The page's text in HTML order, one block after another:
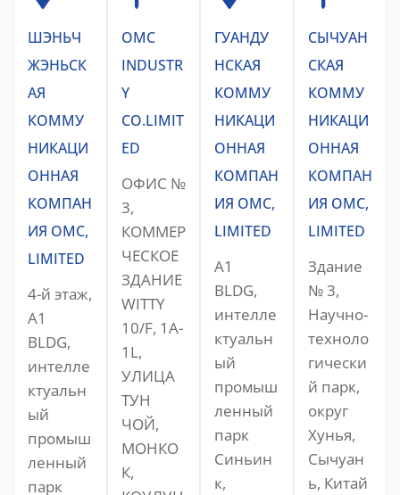
ШЭНЬЧ
ЖЭНЬСК
АЯ
КОММУ
НИКАЦИ
ОННАЯ
КОМПАН
ИЯ OMC,
LIMITED
4-й этаж,
A1
BLDG,
интелле
ктуальн
ый
промыш
ленный
парк
OMC
INDUSTR
Y
CO.LIMIT
ED
ОФИС №
3,
КОММЕР
ЧЕСКОЕ
ЗДАНИЕ
WITTY
10/F, 1A-
1L,
УЛИЦА
ТУН
ЧОЙ,
МОНКО
К,
ГУАНДУ
НСКАЯ
КОММУ
НИКАЦИ
ОННАЯ
КОМПАН
ИЯ OMC,
LIMITED
A1
BLDG,
интелле
ктуальн
ый
промыш
ленный
парк
Синьин
к,
СЫЧУАН
СКАЯ
КОММУ
НИКАЦИ
ОННАЯ
КОМПАН
ИЯ OMC,
LIMITED
Здание
№ 3,
Научно-
техноло
гически
й парк,
округ
Хунья,
Сычуан
ь, Китай